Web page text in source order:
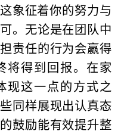
象征着你的努力与
。无论是在团队中
责任的行为会赢得
将得到回报。在家
现这一点的方式之
同样展现出认真态
鼓励能有效提升整